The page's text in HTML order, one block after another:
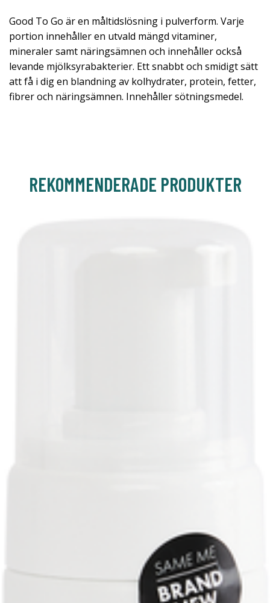
Good To Go är en måltidslösning i pulverform. Varje
portion innehåller en utvald mängd vitaminer,
mineraler samt näringsämnen och innehåller också
levande mjölksyrabakterier. Ett snabbt och smidigt sätt
att få i dig en blandning av kolhydrater, protein, fetter,
fibrer och näringsämnen. Innehåller sötningsmedel.
REKOMMENDERADE PRODUKTER